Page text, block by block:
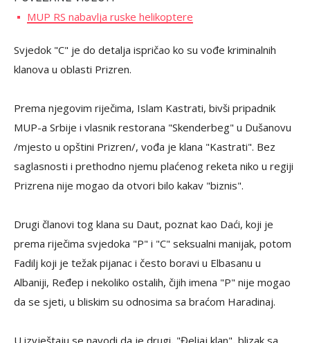
MUP RS nabavlja ruske helikoptere
Svjedok "C" je do detalja ispričao ko su vođe kriminalnih
klanova u oblasti Prizren.
Prema njegovim riječima, Islam Kastrati, bivši pripadnik
MUP-a Srbije i vlasnik restorana "Skenderbeg" u Dušanovu
/mjesto u opštini Prizren/, vođa je klana "Kastrati". Bez
saglasnosti i prethodno njemu plaćenog reketa niko u regiji
Prizrena nije mogao da otvori bilo kakav "biznis".
Drugi članovi tog klana su Daut, poznat kao Daći, koji je
prema riječima svjedoka "P" i "C" seksualni manijak, potom
Fadilj koji je težak pijanac i često boravi u Elbasanu u
Albaniji, Ređep i nekoliko ostalih, čijih imena "P" nije mogao
da se sjeti, u bliskim su odnosima sa braćom Haradinaj.
U izvještaju se navodi da je drugi, "Đeljaj klan", blizak sa